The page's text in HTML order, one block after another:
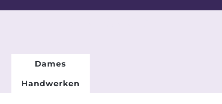
Dames
Handwerken